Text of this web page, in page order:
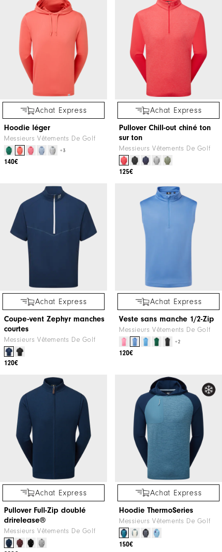
Achat Express
Hoodie léger
Messieurs Vêtements De Golf
+3
140€
Achat Express
Pullover Chill-out chiné ton
sur ton
Messieurs Vêtements De Golf
125€
Achat Express
Coupe-vent Zephyr manches
courtes
Messieurs Vêtements De Golf
120€
Achat Express
Veste sans manche 1/2-Zip
Messieurs Vêtements De Golf
+2
120€
Achat Express
Pullover Full-Zip doublé
drirelease®
Messieurs Vêtements De Golf
Achat Express
Hoodie ThermoSeries
Messieurs Vêtements De Golf
150€